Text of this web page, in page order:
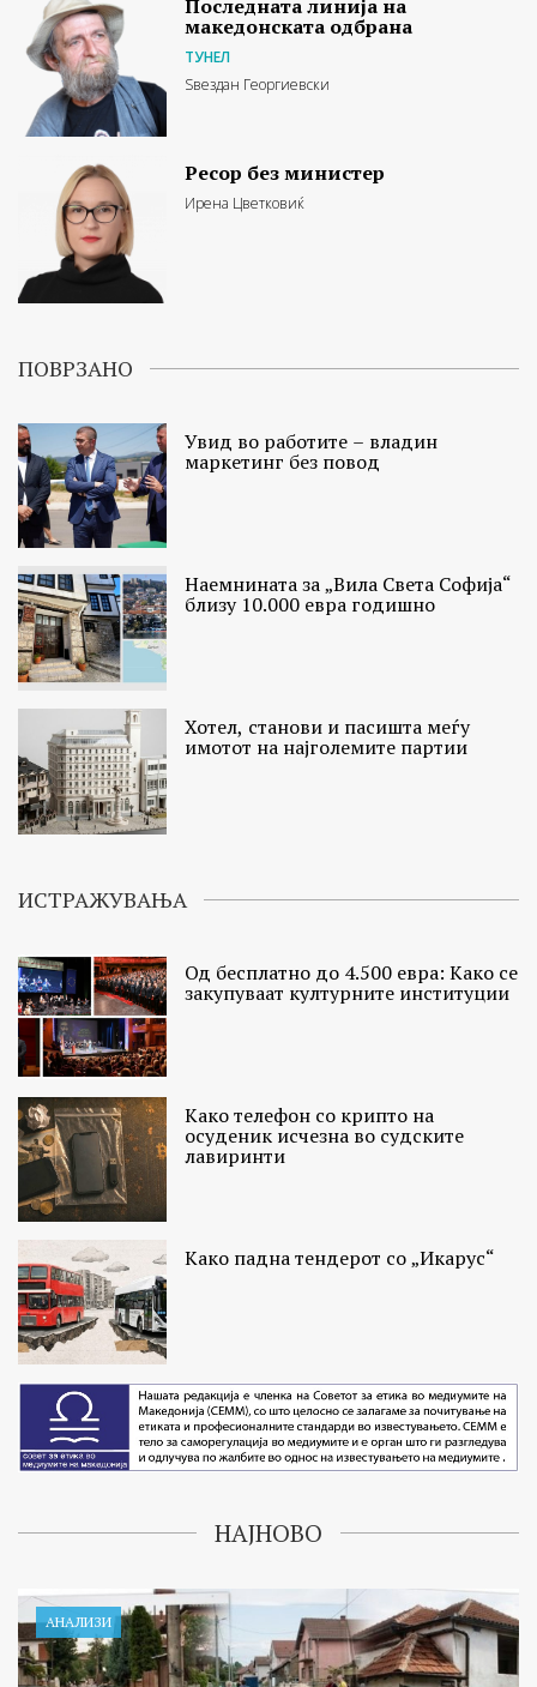
Последната линија на
македонската одбрана
ТУНЕЛ
Ѕвездан Георгиевски
Ресор без министер
Ирена Цветковиќ
ПОВРЗАНО
Увид во работите – владин
маркетинг без повод
Наемнината за „Вила Света Софија“
близу 10.000 евра годишно
Хотел, станови и пасишта меѓу
имотот на најголемите партии
ИСТРАЖУВАЊА
Од бесплатно до 4.500 евра: Како се
закупуваат културните институции
Како телефон со крипто на
осуденик исчезна во судските
лавиринти
Како падна тендерот со „Икарус“
НАЈНОВО
АНАЛИЗИ